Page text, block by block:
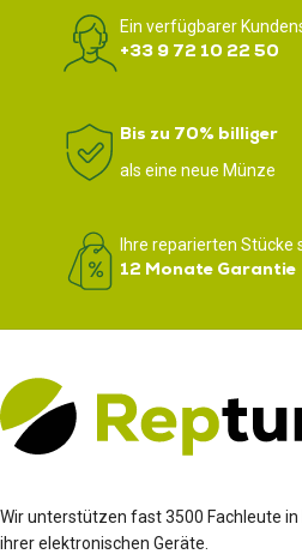
Ein verfügbarer
+33 9 72 10 22 50
Bis zu 70% billiger
als eine neue Münze
Ihre reparierten Stücke
12 Monate Garantie
Wir unterstützen fast 3500 Fachleute
ihrer elektronischen Geräte.